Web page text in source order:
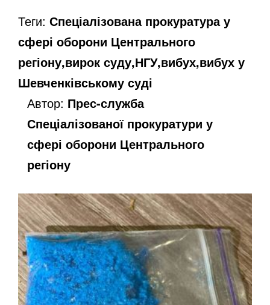
Теги: Спеціалізована прокуратура у
сфері оборони Центрального
регіону,вирок суду,НГУ,вибух,вибух у
Шевченківському суді
Автор: Прес-служба
Спеціалізованої прокуратури у
сфері оборони Центрального
регіону